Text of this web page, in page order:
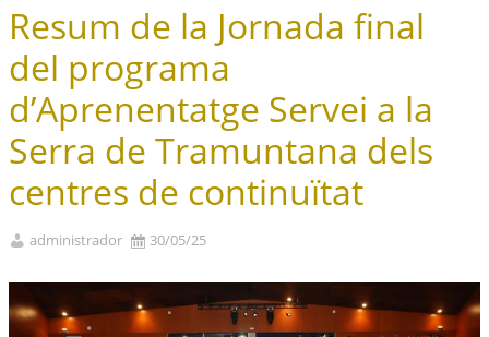
Resum de la Jornada final
del programa
d’Aprenentatge Servei a la
Serra de Tramuntana dels
centres de continuïtat
administrador 30/05/25